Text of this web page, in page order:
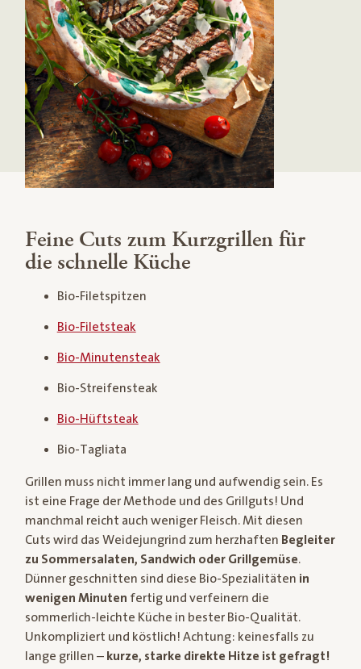
Feine Cuts zum Kurzgrillen für
die schnelle Küche
Bio-Filetspitzen
Bio-Filetsteak
Bio-Minutensteak
Bio-Streifensteak
Bio-Hüftsteak
Bio-Tagliata
Grillen muss nicht immer lang und aufwendig sein. Es
ist eine Frage der Methode und des Grillguts! Und
manchmal reicht auch weniger Fleisch. Mit diesen
Cuts wird das Weidejungrind zum herzhaften Begleiter
zu Sommersalaten, Sandwich oder Grillgemüse.
Dünner geschnitten sind diese Bio-Spezialitäten in
wenigen Minuten fertig und verfeinern die
sommerlich-leichte Küche in bester Bio-Qualität.
Unkompliziert und köstlich! Achtung: keinesfalls zu
lange grillen – kurze, starke direkte Hitze ist gefragt!